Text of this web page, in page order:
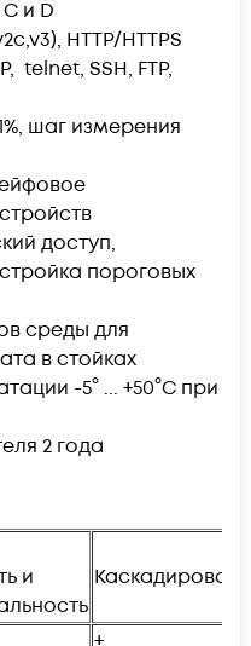
и D
HTTP/HTTPS
telnet, SSH, FTP,
шаг измерения
доступ,
пороговых
среды для
в стойках
-5° ... +50°C при
2 года
и